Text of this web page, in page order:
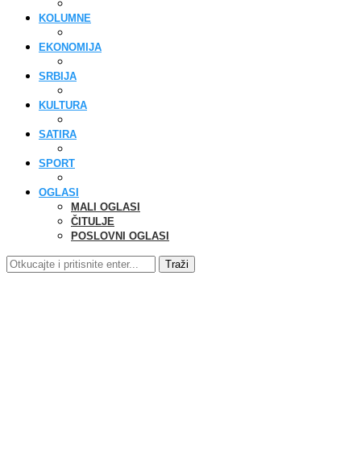
KOLUMNE
EKONOMIJA
SRBIJA
KULTURA
SATIRA
SPORT
OGLASI
MALI OGLASI
ČITULJE
POSLOVNI OGLASI
Traži